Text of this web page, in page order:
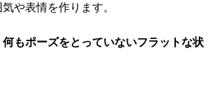
や表情を作ります。
もポーズをとっていないフラットな状